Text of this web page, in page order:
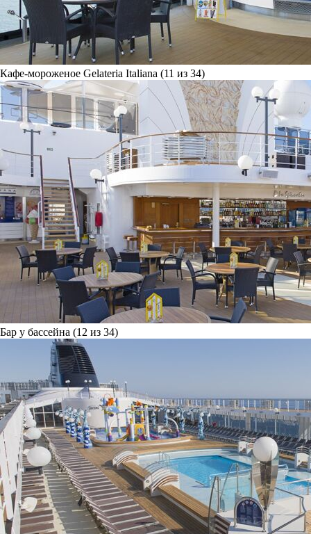
Кафе-мороженое Gelateria Italiana (11 из 34)
Бар у бассейна (12 из 34)